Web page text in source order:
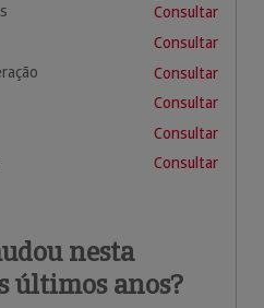
Consultar
Consultar
Consultar
Consultar
Consultar
Consultar
nesta
últimos anos?